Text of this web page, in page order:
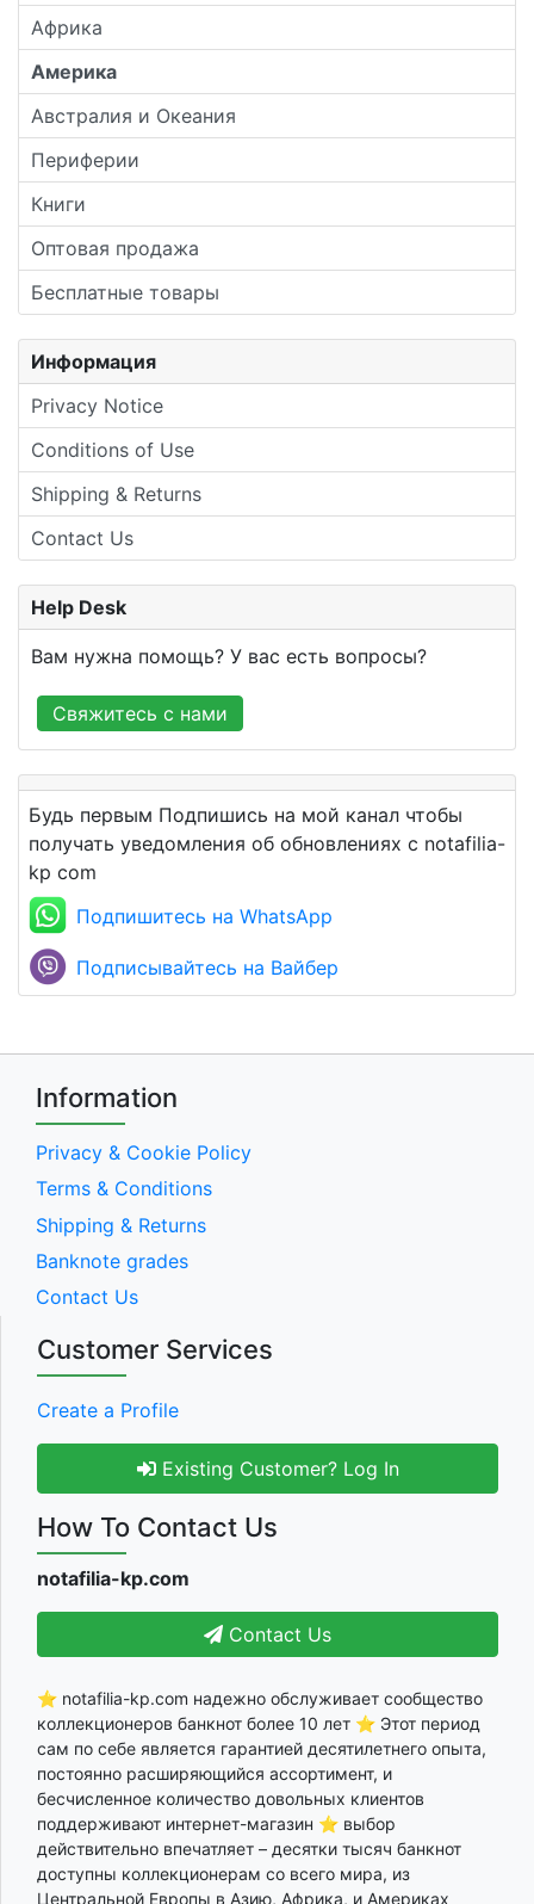
Африка
Америка
Австралия и Океания
Периферии
Книги
Оптовая продажа
Бесплатные товары
Информация
Privacy Notice
Conditions of Use
Shipping & Returns
Contact Us
Help Desk
Вам нужна помощь? У вас есть вопросы?
Свяжитесь с нами
Будь первым Подпишись на мой канал чтобы
получать уведомления об обновлениях с notafilia-
kp com
Подпишитесь на WhatsApp
Подписывайтесь на Вайбер
Information
Privacy & Cookie Policy
Terms & Conditions
Shipping & Returns
Banknote grades
Contact Us
Customer Services
Create a Profile
Existing Customer? Log In
How To Contact Us
notafilia-kp.com
Contact Us
⭐ notafilia-kp.com надежно обслуживает сообщество
коллекционеров банкнот более 10 лет ⭐ Этот период
сам по себе является гарантией десятилетнего опыта,
постоянно расширяющийся ассортимент, и
бесчисленное количество довольных клиентов
поддерживают интернет-магазин ⭐ выбор
действительно впечатляет – десятки тысяч банкнот
доступны коллекционерам со всего мира, из
Центральной Европы в Азию, Африка, и Америках